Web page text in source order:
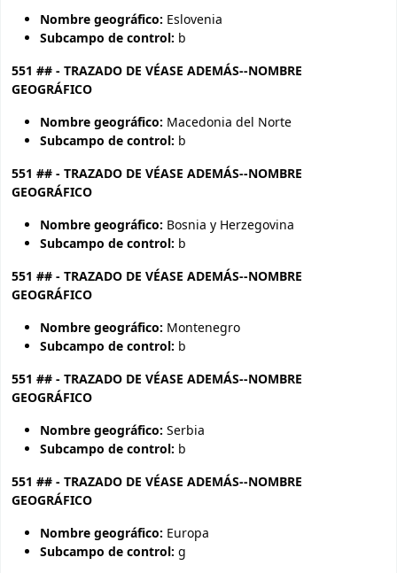
Nombre geográfico: Eslovenia
Subcampo de control: b
551 ## - TRAZADO DE VÉASE ADEMÁS--NOMBRE
GEOGRÁFICO
Nombre geográfico: Macedonia del Norte
Subcampo de control: b
551 ## - TRAZADO DE VÉASE ADEMÁS--NOMBRE
GEOGRÁFICO
Nombre geográfico: Bosnia y Herzegovina
Subcampo de control: b
551 ## - TRAZADO DE VÉASE ADEMÁS--NOMBRE
GEOGRÁFICO
Nombre geográfico: Montenegro
Subcampo de control: b
551 ## - TRAZADO DE VÉASE ADEMÁS--NOMBRE
GEOGRÁFICO
Nombre geográfico: Serbia
Subcampo de control: b
551 ## - TRAZADO DE VÉASE ADEMÁS--NOMBRE
GEOGRÁFICO
Nombre geográfico: Europa
Subcampo de control: g